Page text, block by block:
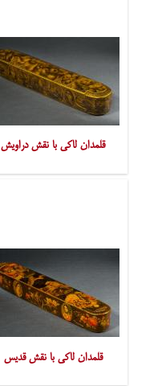
قلمدان لاکی با نقش دراویش
قلمدان لاکی با نقش قدیس